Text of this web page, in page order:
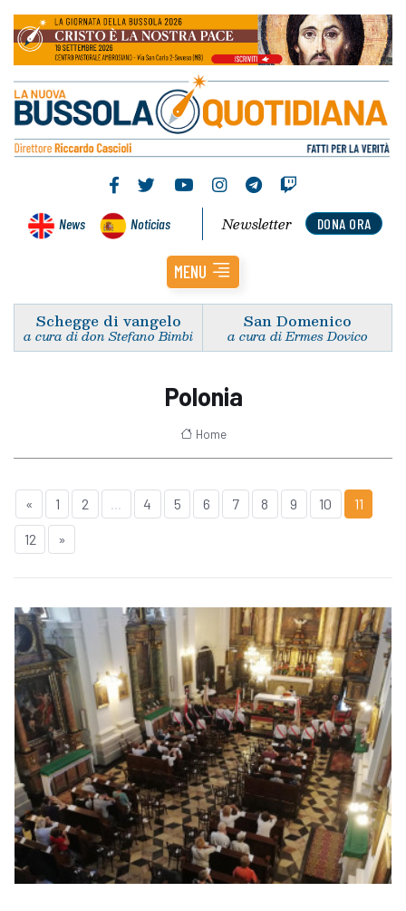
News Noticias DONA ORA
Newsletter
MENU
Schegge di vangelo
a cura di don Stefano Bimbi
San Domenico
a cura di Ermes Dovico
Polonia
Home
« 1 2 4 5 6 7 8 9 10 11
12 »